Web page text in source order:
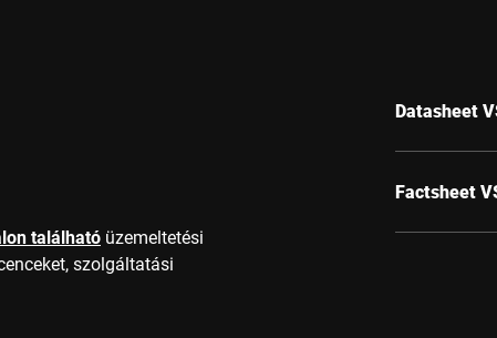
található üzemeltetési
szolgáltatási
Datasheet
Factsheet